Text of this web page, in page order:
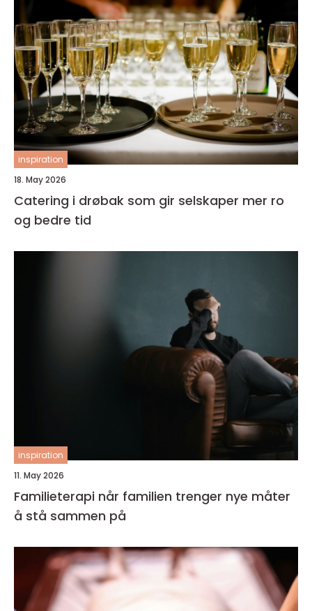
inspiration
18. May 2026
Catering i drøbak som gir selskaper mer ro
og bedre tid
inspiration
11. May 2026
Familieterapi når familien trenger nye måter
å stå sammen på